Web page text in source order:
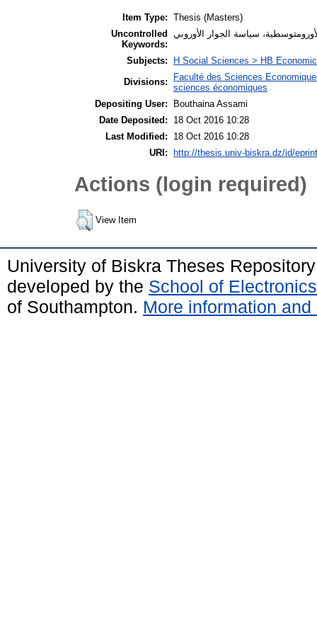
Item Type: Thesis (Masters)
Uncontrolled
Keywords:
Subjects:
H Social Sciences > HB
Divisions:
Faculté des Sciences
sciences économiques
Depositing User:
Bouthaina Assami
Date Deposited:
18 Oct 2016 10:28
Last Modified:
18 Oct 2016 10:28
URI:
http://thesis.univ-biskra.dz/id/
Actions (login required)
View Item
University of Biskra Theses
developed by the School of
of Southampton. More information